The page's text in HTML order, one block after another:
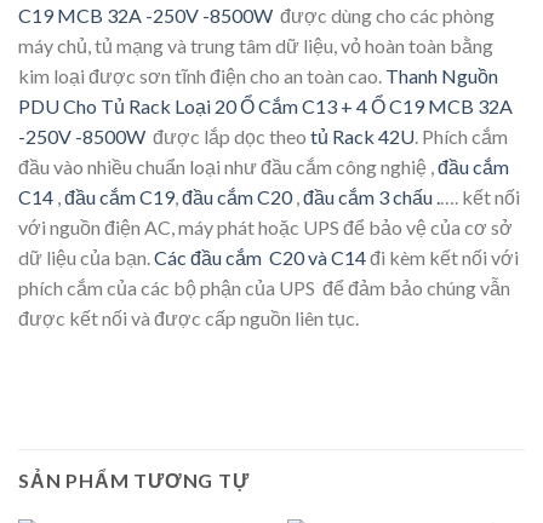
C19 MCB 32A -250V -8500W được dùng cho các phòng
máy chủ, tủ mạng và trung tâm dữ liệu, vỏ hoàn toàn bằng
kim loại được sơn tĩnh điện cho an toàn cao. Thanh Nguồn
PDU Cho Tủ Rack Loại 20 Ổ Cắm C13 + 4 Ổ C19 MCB 32A
-250V -8500W được lắp dọc theo tủ Rack 42U . Phích cắm
đầu vào nhiều chuẩn loại như đầu cắm công nghiệ , đầu cắm
C14 đầu cắm C19, đầu cắm C20, đầu cắm 3 chấu .
…. kết nối
với nguồn điện AC, máy phát hoặc UPS để bảo vệ của cơ sở
dữ liệu của bạn. Các đầu cắm C20 và C14đi kèm kết nối với
phích cắm của các bộ phận của UPS để đảm bảo chúng vẫn
được kết nối và được cấp nguồn liên tục.
SẢN PHẨM TƯƠNG TỰ